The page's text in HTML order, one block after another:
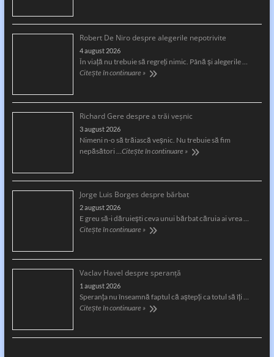
Robert De Niro despre alegerile nepotrivite
4 august 2026
În viață nu trebuie să regreți nimic. Până și alegerile …
Citește în continuare »
Richard Gere despre a trăi veșnic
3 august 2026
Nimeni n-o să trăiască veșnic. Nu trebuie să fim
nepăsători …Citește în continuare »
Jorge Luis Borges despre bărbat
2 august 2026
E greu să-i dăruiești ceva unui bărbat căruia ai vrea …
Citește în continuare »
Vaclav Havel despre speranță
1 august 2026
Speranţa nu înseamnă faptul că aştepţi ca totul să îţi …
Citește în continuare »